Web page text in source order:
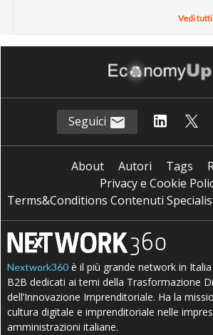
Vedi
Seguici
About Autori Tags
Privacy e Cookie
Terms&Conditions Contenuti
Nextwork360 è il più grande network in
B2B dedicati ai temi della Trasformazione
dell’Innovazione Imprenditoriale. Ha la
cultura digitale e imprenditoriale nelle
amministrazioni italiane.